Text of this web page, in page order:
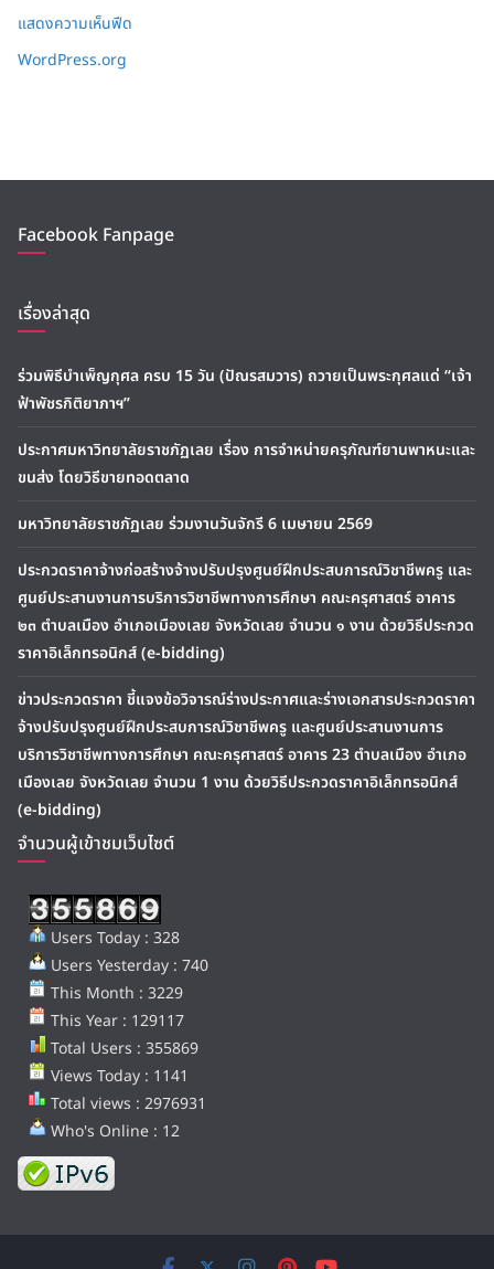
แสดงความเห็นฟีด
WordPress.org
Facebook Fanpage
เรื่องล่าสุด
ร่วมพิธีบำเพ็ญกุศล ครบ 15 วัน (ปัณรสมวาร) ถวายเป็นพระกุศลแด่ “เจ้า
ฟ้าพัชรกิติยาภาฯ”
ประกาศมหาวิทยาลัยราชภัฏเลย เรื่อง การจำหน่ายครุภัณฑ์ยานพาหนะและ
ขนส่ง โดยวิธีขายทอดตลาด
มหาวิทยาลัยราชภัฏเลย ร่วมงานวันจักรี 6 เมษายน 2569
ประกวดราคาจ้างก่อสร้างจ้างปรับปรุงศูนย์ฝึกประสบการณ์วิชาชีพครู และ
ศูนย์ประสานงานการบริการวิชาชีพทางการศึกษา คณะครุศาสตร์ อาคาร
๒๓ ตำบลเมือง อำเภอเมืองเลย จังหวัดเลย จำนวน ๑ งาน ด้วยวิธีประกวด
ราคาอิเล็กทรอนิกส์ (e-bidding)
ข่าวประกวดราคา ชี้แจงข้อวิจารณ์ร่างประกาศและร่างเอกสารประกวดราคา
จ้างปรับปรุงศูนย์ฝึกประสบการณ์วิชาชีพครู และศูนย์ประสานงานการ
บริการวิชาชีพทางการศึกษา คณะครุศาสตร์ อาคาร 23 ตำบลเมือง อำเภอ
เมืองเลย จังหวัดเลย จำนวน 1 งาน ด้วยวิธีประกวดราคาอิเล็กทรอนิกส์
(e-bidding)
จำนวนผู้เข้าชมเว็บไซต์
Users Today : 328
Users Yesterday : 740
This Month : 3229
This Year : 129117
Total Users : 355869
Views Today : 1141
Total views : 2976931
Who's Online : 12